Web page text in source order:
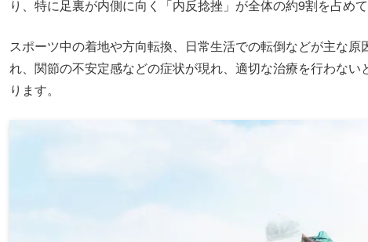
り、特に足裏が内側に向く「内反捻挫」が全体の約9割を占めて
スポーツ中の着地や方向転換、日常生活での転倒などが主な原
れ、関節の不安定感などの症状が現れ、適切な治療を行わない
ります。